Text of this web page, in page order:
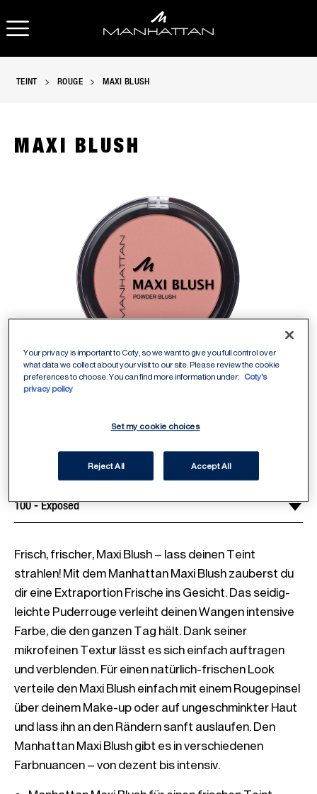
OPEN NAVIGATION
TEINT ROUGE MAXI BLUSH
MAXI BLUSH
Frisch, frischer, Maxi Blush – lass deinen Teint
strahlen! Mit dem Manhattan Maxi Blush zauberst du
dir eine Extraportion Frische ins Gesicht. Das seidig-
leichte Puderrouge verleiht deinen Wangen intensive
Farbe, die den ganzen Tag hält. Dank seiner
mikrofeinen Textur lässt es sich einfach auftragen
und verblenden. Für einen natürlich-frischen Look
verteile den Maxi Blush einfach mit einem Rougepinsel
über deinem Make-up oder auf ungeschminkter Haut
und lass ihn an den Rändern sanft auslaufen. Den
Manhattan Maxi Blush gibt es in verschiedenen
Your privacy is important to Coty, so we want to give you full control over
what data we collect about your visit to our site. Please review the cookie
preferences to choose. You can find more information under:
Coty's
privacy policy
Set my cookie choices
Reject All Accept All